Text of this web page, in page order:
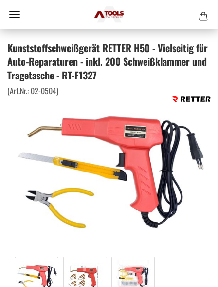
Kunststoffschweißgerät RETTER H50 - Vielseitig für
Auto-Reparaturen - inkl. 200 Schweißklammer und
Tragetasche - RT-F1327
(Art.Nr.: 02-0504)